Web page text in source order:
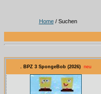
Home/ Suchen
. BPZ 3 SpongeBob (2026) neu